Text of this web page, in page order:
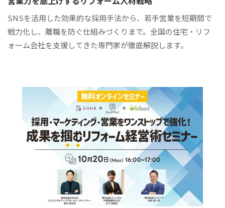
SNSを活用した効果的な採用手法から、若手営業を短期間で
戦力化し、離職を防ぐ仕組みづくりまで。全国の住宅・リフ
ォーム会社を支援してきた専門家が徹底解説します。